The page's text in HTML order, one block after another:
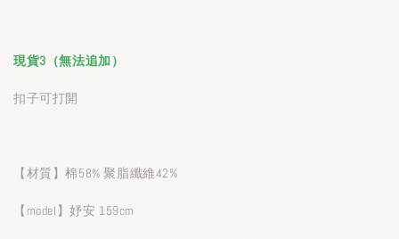
現貨3（無法追加）
扣子可打開
【材質】棉58% 聚脂纖維42%
【model】妤安 159cm